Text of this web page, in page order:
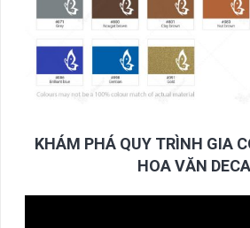
KHÁM PHÁ QUY TRÌNH GIA
HOA VĂN